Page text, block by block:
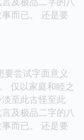
而已。 还是要
要尝试字面意义
仅以家庭和睦之
至此古怪至此
及极品二字的八
而已。 还是要